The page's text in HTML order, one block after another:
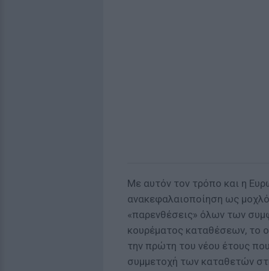
Με αυτόν τον τρόπο και η
ανακεφαλαιοποίηση ως
«παρενθέσεις» όλων των
κουρέματος καταθέσεων, το
την πρώτη του νέου έτους
συμμετοχή των καταθετών